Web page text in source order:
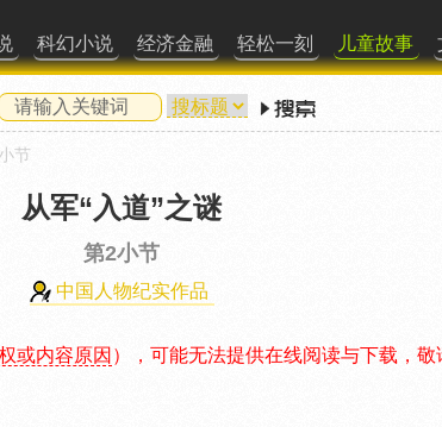
科幻小说 经济金融 轻松一刻 儿童故事
节
从军“入道”之谜
第2小节
中国人物纪实作品
或内容原因 ），可能无法提供在线阅读与下载，敬